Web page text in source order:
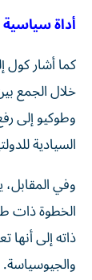
أداة سياسية
كما أشار
خلال الجمع
وطوكيو إلى
السيادية
وفي المقابل،
الخطوة ذات
ذاته إلى
والجيوسياسة.